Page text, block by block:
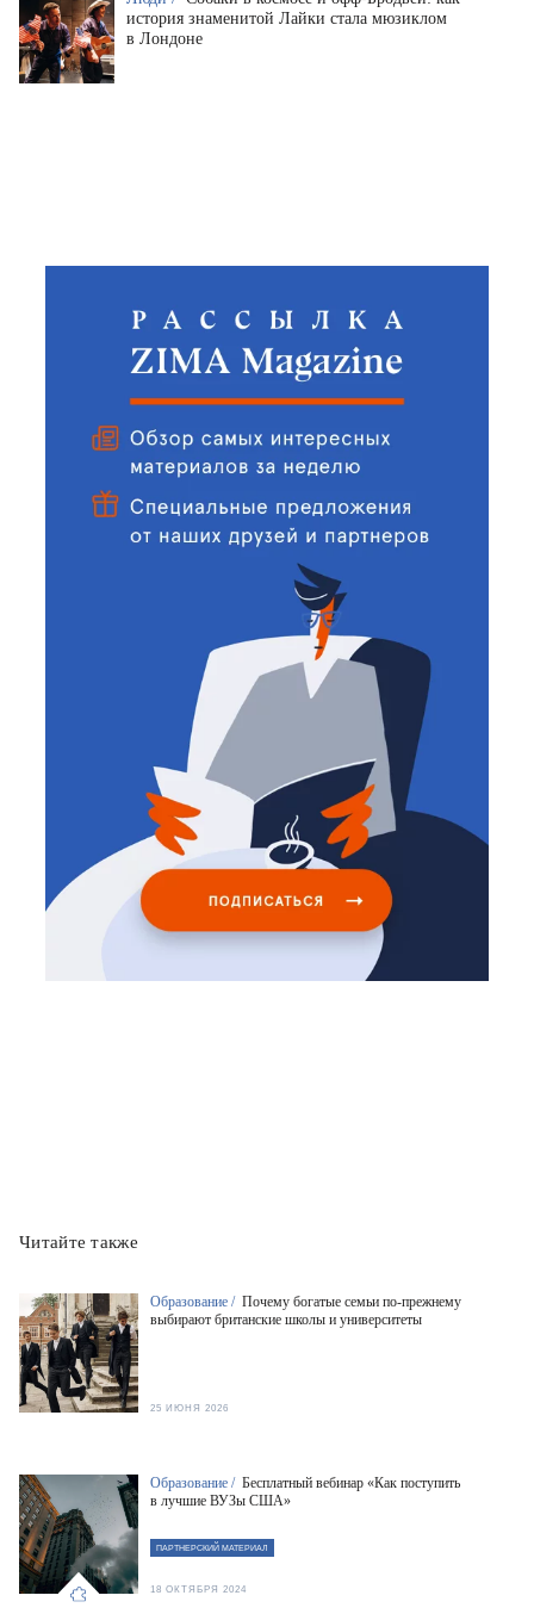
история знаменитой Лайки стала мюзиклом
в Лондоне
Читайте также
Образование / Почему богатые семьи по-прежнему
выбирают британские школы и университеты
25 ИЮНЯ 2026
Образование / Бесплатный вебинар «Как поступить
в лучшие ВУЗы США»
ПАРТНЕРСКИЙ МАТЕРИАЛ
18 ОКТЯБРЯ 2024